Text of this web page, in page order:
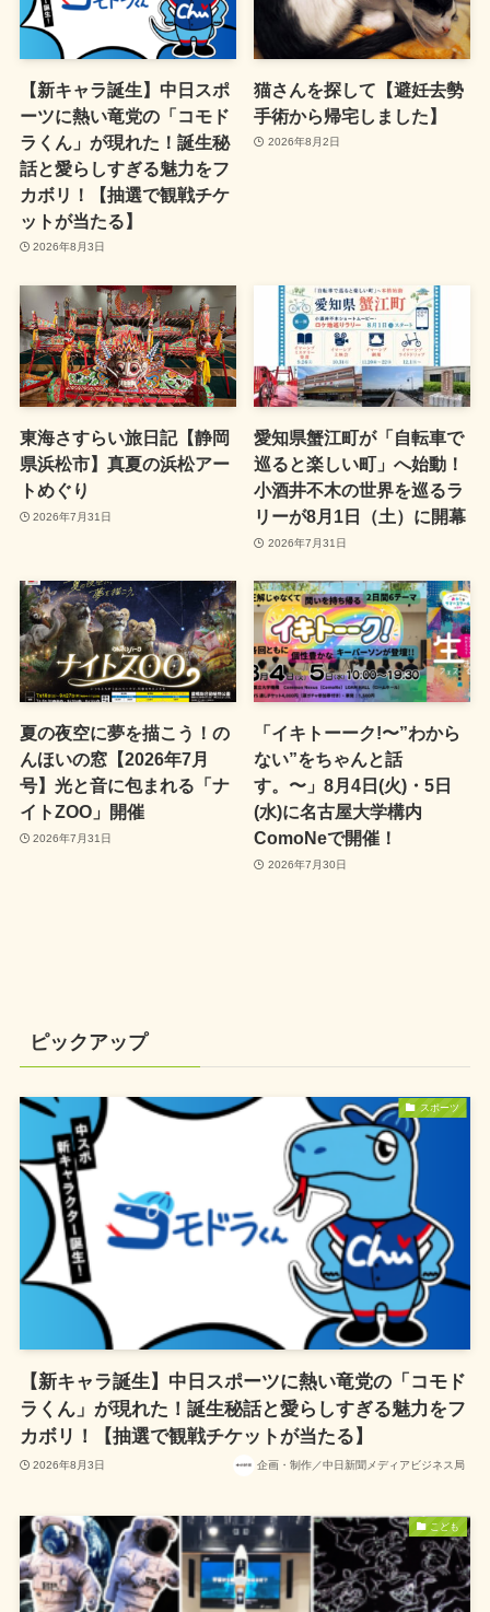
【新キャラ誕生】中日スポ
ーツに熱い竜党の「コモド
ラくん」が現れた！誕生秘
話と愛らしすぎる魅力をフ
カボリ！【抽選で観戦チケ
ットが当たる】
2026年8月3日
猫さんを探して【避妊去勢
手術から帰宅しました】
2026年8月2日
東海さすらい旅日記【静岡
県浜松市】真夏の浜松アー
トめぐり
2026年7月31日
愛知県蟹江町が「自転車で
巡ると楽しい町」へ始動！
小酒井不木の世界を巡るラ
リーが8月1日（土）に開幕
2026年7月31日
夏の夜空に夢を描こう！の
んほいの窓【2026年7月
号】光と音に包まれる「ナ
イトZOO」開催
2026年7月31日
「イキトーーク!〜”わから
ない”をちゃんと話
す。〜」8月4日(火)・5日
(水)に名古屋大学構内
ComoNeで開催！
2026年7月30日
ピックアップ
スポーツ
【新キャラ誕生】中日スポーツに熱い竜党の「コモド
ラくん」が現れた！誕生秘話と愛らしすぎる魅力をフ
カボリ！【抽選で観戦チケットが当たる】
2026年8月3日 企画・制作／中日新聞メディアビジネス局
こども